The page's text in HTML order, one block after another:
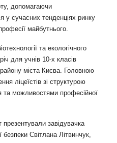
допомагаючи
у сучасних тенденціях ринку
майбутнього.
та екологічного
для учнів 10-х класів
району міста Києва. Головною
ліцеїстів зі структурою
можливостями професійної
презентували завідувачка
Світлана Літвинчук,